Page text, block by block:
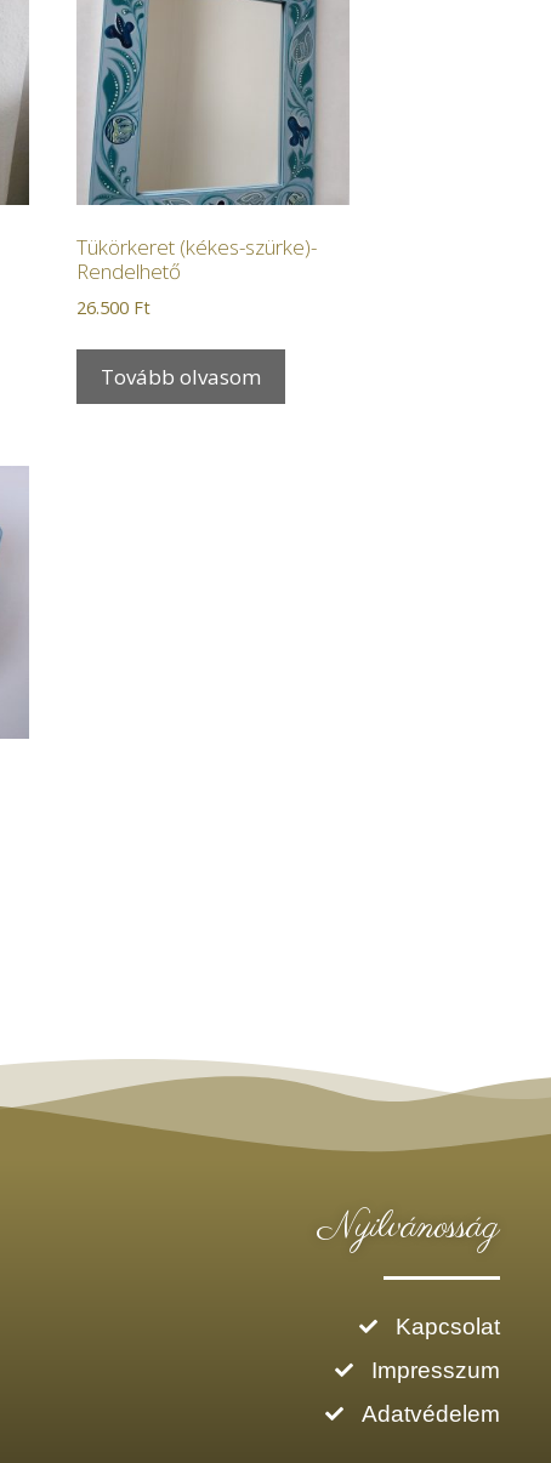
Tükörkeret (kékes-szürke)-
Rendelhető
26.500 Ft
Tovább olvasom
Nyilvánosság
Kapcsolat
Impresszum
Adatvédelem